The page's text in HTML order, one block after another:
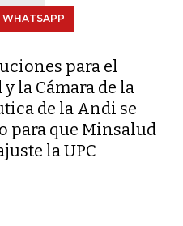
WHATSAPP
para el
la Cámara de la
de la Andi se
para que Minsalud
la UPC